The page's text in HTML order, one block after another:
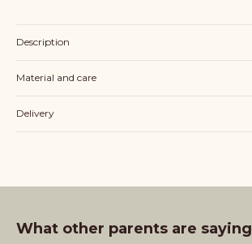
Description
Material and care
Delivery
What other parents are saying